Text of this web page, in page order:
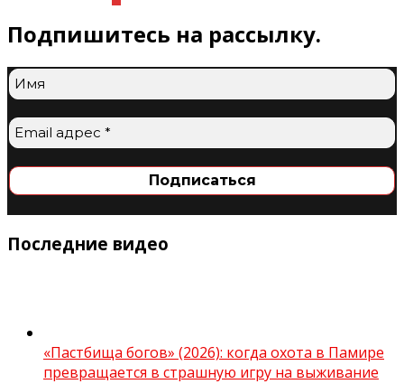
Подпишитесь на рассылку.
Последние видео
«Пастбища богов» (2026): когда охота в Памире
превращается в страшную игру на выживание